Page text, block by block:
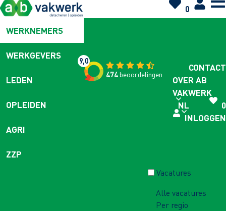
0
WERKNEMERS
WERKGEVERS
LEDEN
OPLEIDEN
AGRI
ZZP
9,0
474beoordelingen
CONTACT
OVER AB
VAKWERK
NL
0
INLOGGEN
Vacatures
Alle vacatures
Per regio